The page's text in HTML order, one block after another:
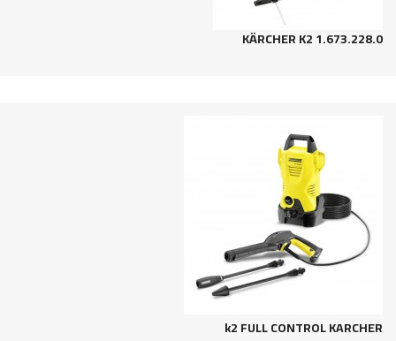
KÄRCHER K2 1.673.228.0
KARCHER‬‏ k2 FULL CONTROL